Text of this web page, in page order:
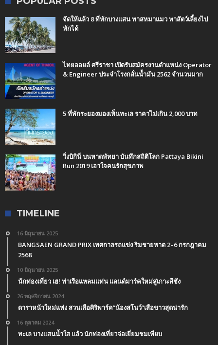
จัดให้แล้ว 8 ที่พักบางแสน ทาสหมาแมว พาสัตว์เลี้ยงไป
พักได้
ไทยออยล์ ศรีราชา เปิดรับสมัครงานตำแหน่ง Operator
& Engineer ประจำโรงกลั่นน้ำมัน 2562 จำนวนมาก
5 ที่พักระยองมองเห็นทะเล ราคาไม่เกิน 2,000 บาท
วิ่งบิกินี่ บนหาดพัทยา บันทึกสถิติโลก Pattaya Bikini
Run 2019 เอาใจคนรักสุขภาพ
TIMELINE
16 มิถุนายน 2025
BANGSAEN GRAND PRIX เทศกาลรถแข่ง ริมชายหาด 2–6 กรกฎาคม
2568
10 มิถุนายน 2025
นักท่องเที่ยว เฮ! ท่าเรือแหลมแท่น แลนด์มาร์คใหม่สู่เกาะสีชัง
26 พฤศจิกายน 2024
ดาราหน้าใหม่แห่ง สวนเสือศิริพาร์ค”น้องสโนว์”เสือขาวสุดน่ารัก
16 ตุลาคม 2024
ทะเล บางแสนน้ำใส แล้ว นักท่องเที่ยวจ่อเยี่ยมชมเพียบ